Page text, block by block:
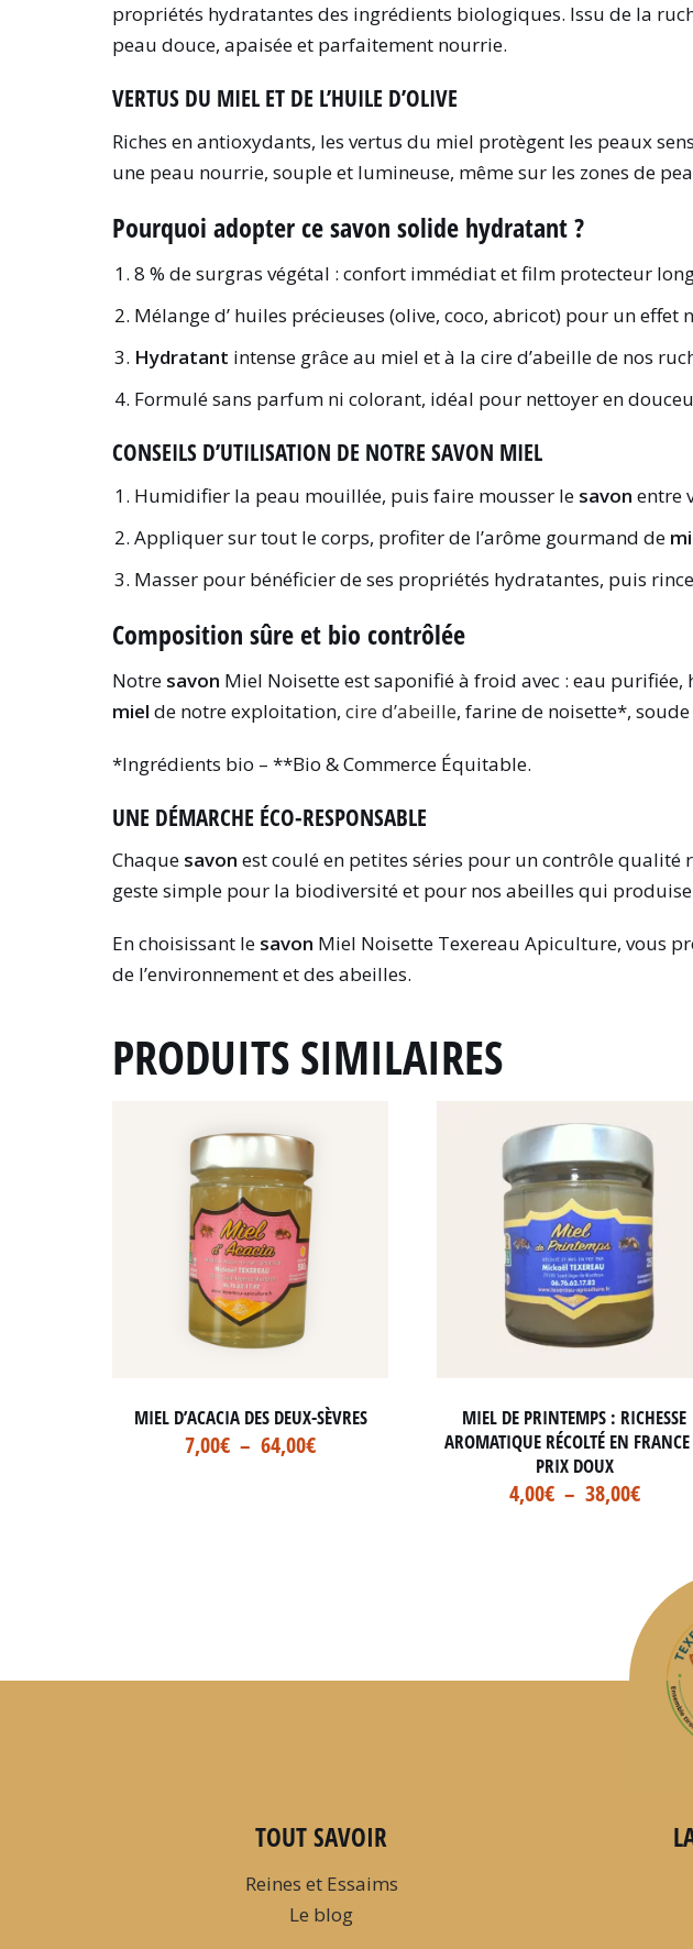
propriétés hydratantes des ingrédients biologiques. Issu de la
peau douce, apaisée et parfaitement nourrie.
VERTUS DU MIEL ET DE L’HUILE D’OLIVE
Riches en antioxydants, les vertus du miel protègent les peaux
une peau nourrie, souple et lumineuse, même sur les zones de
Pourquoi adopter ce savon solide hydratant ?
8 % de surgras végétal : confort immédiat et film protecteur
Mélange d’ huiles précieuses (olive, coco, abricot) pour un effet
Hydratant intense grâce au miel et à la cire d’abeille de nos
Formulé sans parfum ni colorant, idéal pour nettoyer en
CONSEILS D’UTILISATION DE NOTRE SAVON MIEL
Humidifier la peau mouillée, puis faire mousser le savon entre
Appliquer sur tout le corps, profiter de l’arôme gourmand de
Masser pour bénéficier de ses propriétés hydratantes, puis
Composition sûre et bio contrôlée
Notre savon Miel Noisette est saponifié à froid avec : eau
miel de notre exploitation, cire d’abeille, farine de noisette*,
*Ingrédients bio – **Bio & Commerce Équitable.
UNE DÉMARCHE ÉCO-RESPONSABLE
Chaque savon est coulé en petites séries pour un contrôle qualité
geste simple pour la biodiversité et pour nos abeilles qui
En choisissant le savon Miel Noisette Texereau Apiculture, vous
de l’environnement et des abeilles.
PRODUITS SIMILAIRES
MIEL D’ACACIA DES DEUX-SÈVRES
7,00€ – 64,00€
MIEL DE PRINTEMPS : RICHESSE
AROMATIQUE RÉCOLTÉ EN
PRIX DOUX
4,00€ – 38,00€
TOUT SAVOIR
Reines et Essaims
Le blog